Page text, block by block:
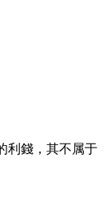
利錢，其不属于